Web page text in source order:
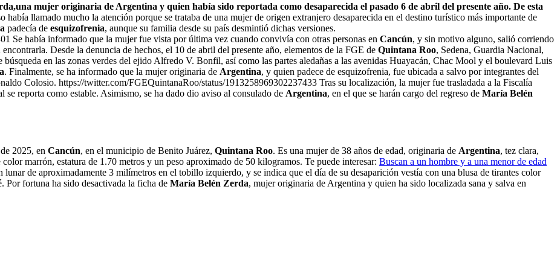
mujer originaria de Argentina y quien había sido reportada como desaparecida el pasado 6 de abril del presente año. De esta
había llamado mucho la atención porque se trataba de una mujer de origen extranjero desaparecida en el destino turístico más importante de
padecía de esquizofrenia, aunque su familia desde su país desmintió dichas versiones.
Se había informado que la mujer fue vista por última vez cuando convivía con otras personas en Cancún, y sin motivo alguno, salió corriendo
Desde la denuncia de hechos, el 10 de abril del presente año, elementos de la FGE de Quintana Roo, Sedena, Guardia Nacional,
en las zonas verdes del ejido Alfredo V. Bonfil, así como las partes aledañas a las avenidas Huayacán, Chac Mool y el boulevard Luis
. Finalmente, se ha informado que la mujer originaria de Argentina, y quien padece de esquizofrenia, fue ubicada a salvo por integrantes del
Colosio. https://twitter.com/FGEQuintanaRoo/status/1913258969302237433 Tras su localización, la mujer fue trasladada a la Fiscalía
reporta como estable. Asimismo, se ha dado dio aviso al consulado de Argentina, en el que se harán cargo del regreso de María Belén
2025, en Cancún, en el municipio de Benito Juárez, Quintana Roo. Es una mujer de 38 años de edad, originaria de Argentina, tez clara,
marrón, estatura de 1.70 metros y un peso aproximado de 50 kilogramos. Te puede interesar: Buscan a un hombre y a una menor de edad
lunar de aproximadamente 3 milímetros en el tobillo izquierdo, y se indica que el día de su desaparición vestía con una blusa de tirantes color
Por fortuna ha sido desactivada la ficha de María Belén Zerda, mujer originaria de Argentina y quien ha sido localizada sana y salva en